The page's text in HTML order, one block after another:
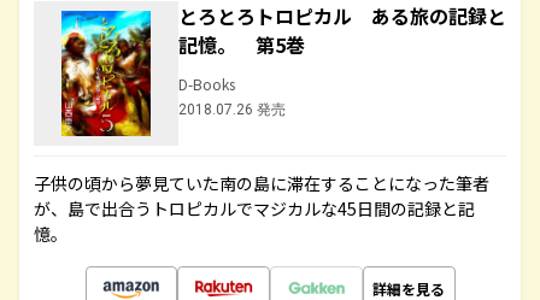
とろとろトロピカル ある旅の記録と
記憶。 第5巻
D-Books
2018.07.26 発売
子供の頃から夢見ていた南の島に滞在することになった筆者
が、島で出合うトロピカルでマジカルな45日間の記録と記
憶。
詳細を見る